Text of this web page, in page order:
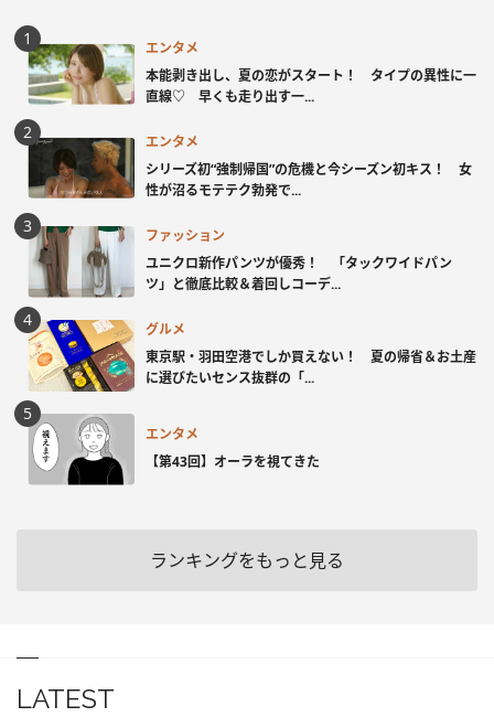
エンタメ
本能剥き出し、夏の恋がスタート！ タイプの異性に一
直線♡ 早くも走り出す一...
エンタメ
シリーズ初“強制帰国”の危機と今シーズン初キス！ 女
性が沼るモテテク勃発で...
ファッション
ユニクロ新作パンツが優秀！ 「タックワイドパン
ツ」と徹底比較＆着回しコーデ...
グルメ
東京駅・羽田空港でしか買えない！ 夏の帰省＆お土産
に選びたいセンス抜群の「...
エンタメ
【第43回】オーラを視てきた
ランキングをもっと見る
LATEST